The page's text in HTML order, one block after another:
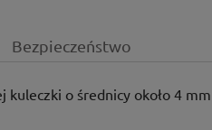
Bezpieczeństwo
kuleczki o średnicy około 4